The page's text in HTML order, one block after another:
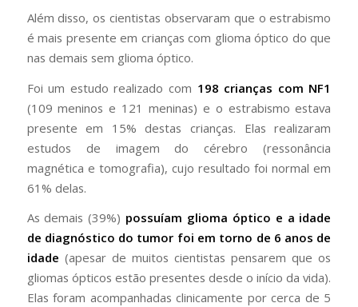
Além disso, os cientistas observaram que o estrabismo
é mais presente em crianças com glioma óptico do que
nas demais sem glioma óptico.
Foi um estudo realizado com 198 crianças com NF1
(109 meninos e 121 meninas) e o estrabismo estava
presente em 15% destas crianças. Elas realizaram
estudos de imagem do cérebro (ressonância
magnética e tomografia), cujo resultado foi normal em
61% delas.
As demais (39%) possuíam glioma óptico e a idade
de diagnóstico do tumor foi em torno de 6 anos de
idade (apesar de muitos cientistas pensarem que os
gliomas ópticos estão presentes desde o início da vida).
Elas foram acompanhadas clinicamente por cerca de 5